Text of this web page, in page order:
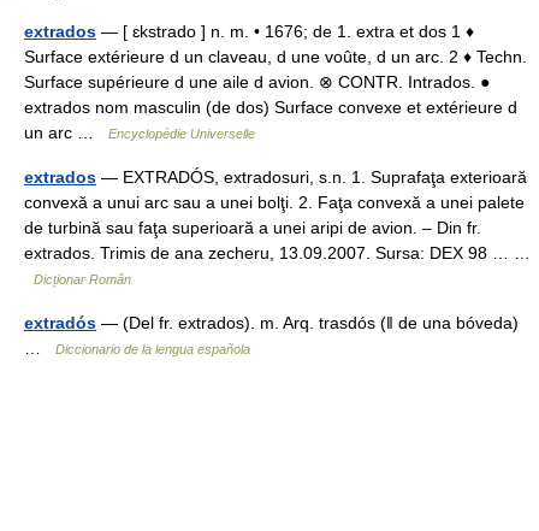
extrados — [ ɛkstrado ] n. m. • 1676; de 1. extra et dos 1 ♦
Surface extérieure d un claveau, d une voûte, d un arc. 2 ♦ Techn.
Surface supérieure d une aile d avion. ⊗ CONTR. Intrados. ●
extrados nom masculin (de dos) Surface convexe et extérieure d
un arc …
Encyclopédie Universelle
extrados — EXTRADÓS, extradosuri, s.n. 1. Suprafaţa exterioară
convexă a unui arc sau a unei bolţi. 2. Faţa convexă a unei palete
de turbină sau faţa superioară a unei aripi de avion. – Din fr.
extrados. Trimis de ana zecheru, 13.09.2007. Sursa: DEX 98 … …
Dicționar Român
extradós — (Del fr. extrados). m. Arq. trasdós (ǁ de una bóveda)
Diccionario de la lengua española